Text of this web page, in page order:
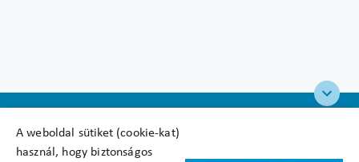
A weboldal sütiket (cookie-kat)
használ, hogy biztonságos